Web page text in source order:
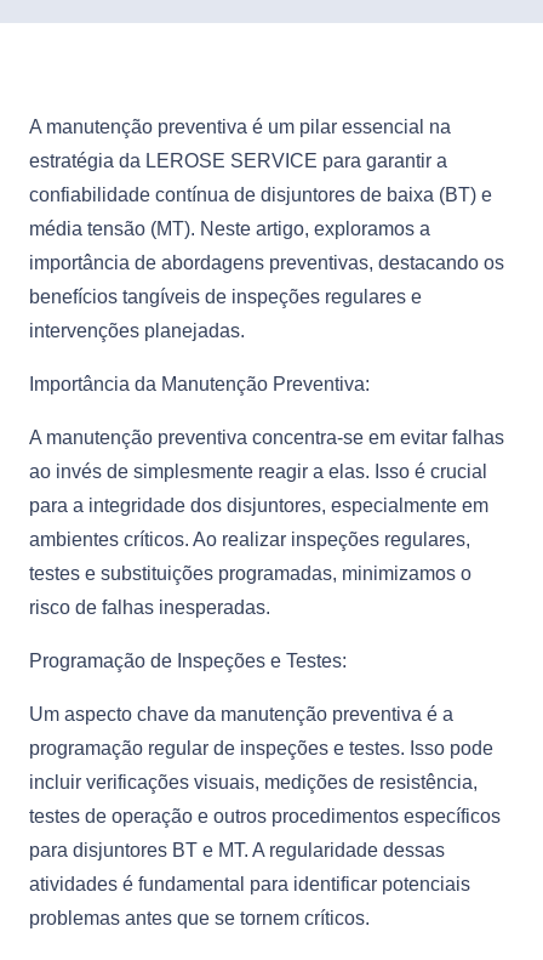
A manutenção preventiva é um pilar essencial na
estratégia da LEROSE SERVICE para garantir a
confiabilidade contínua de disjuntores de baixa (BT) e
média tensão (MT). Neste artigo, exploramos a
importância de abordagens preventivas, destacando os
benefícios tangíveis de inspeções regulares e
intervenções planejadas.
Importância da Manutenção Preventiva:
A manutenção preventiva concentra-se em evitar falhas
ao invés de simplesmente reagir a elas. Isso é crucial
para a integridade dos disjuntores, especialmente em
ambientes críticos. Ao realizar inspeções regulares,
testes e substituições programadas, minimizamos o
risco de falhas inesperadas.
Programação de Inspeções e Testes:
Um aspecto chave da manutenção preventiva é a
programação regular de inspeções e testes. Isso pode
incluir verificações visuais, medições de resistência,
testes de operação e outros procedimentos específicos
para disjuntores BT e MT. A regularidade dessas
atividades é fundamental para identificar potenciais
problemas antes que se tornem críticos.